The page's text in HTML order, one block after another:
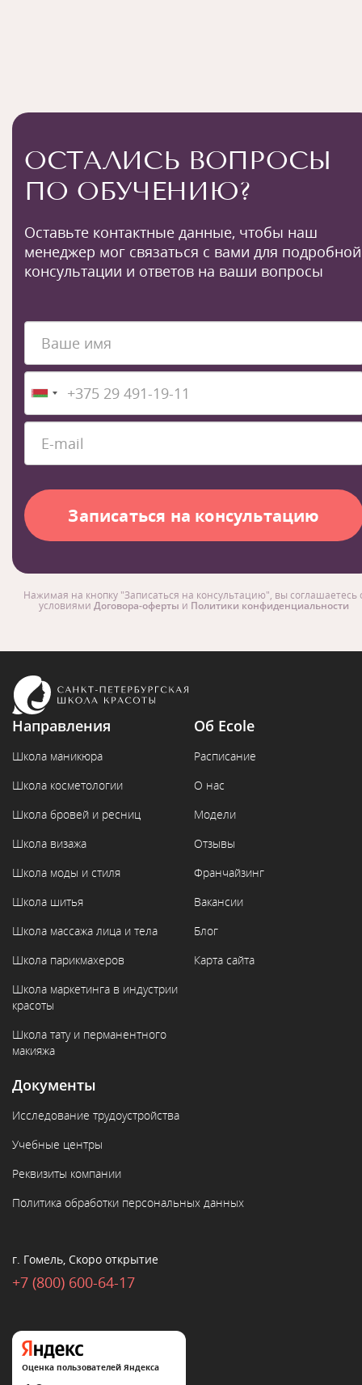
ОСТАЛИСЬ ВОПРОСЫ
ПО ОБУЧЕНИЮ?
Оставьте контактные данные, чтобы наш
менеджер мог связаться с вами для подробной
консультации и ответов на ваши вопросы
Нажимая на кнопку "Записаться на консультацию", вы соглашаетесь
условиями Договора-оферты и Политики конфиденциальности
Направления
Школа маникюра
Школа косметологии
Школа бровей и ресниц
Школа визажа
Школа моды и стиля
Школа шитья
Школа массажа лица и тела
Школа парикмахеров
Школа маркетинга в индустрии
красоты
Школа тату и перманентного
макияжа
Об Ecole
Расписание
О нас
Модели
Отзывы
Франчайзинг
Вакансии
Блог
Карта сайта
Документы
Исследование трудоустройства
Учебные центры
Реквизиты компании
Политика обработки персональных данных
г. Гомель, Скоро открытие
+7 (800) 600-64-17
Оценка пользователей Яндекса